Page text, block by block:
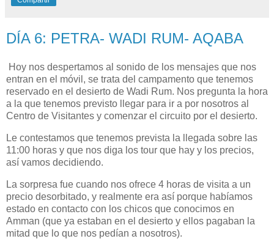
DÍA 6: PETRA- WADI RUM- AQABA
Hoy nos despertamos al sonido de los mensajes que nos
entran en el móvil, se trata del campamento que tenemos
reservado en el desierto de Wadi Rum. Nos pregunta la hora
a la que tenemos previsto llegar para ir a por nosotros al
Centro de Visitantes y comenzar el circuito por el desierto.
Le contestamos que tenemos prevista la llegada sobre las
11:00 horas y que nos diga los tour que hay y los precios,
así vamos decidiendo.
La sorpresa fue cuando nos ofrece 4 horas de visita a un
precio desorbitado, y realmente era así porque habíamos
estado en contacto con los chicos que conocimos en
Amman (que ya estaban en el desierto y ellos pagaban la
mitad que lo que nos pedían a nosotros).